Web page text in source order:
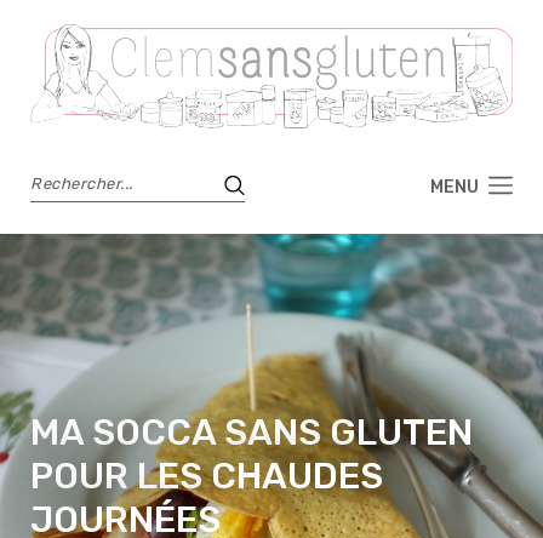
MENU
MA SOCCA SANS GLUTEN
POUR LES CHAUDES
JOURNÉES